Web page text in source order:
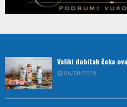
Veliki dobitak čeka
06/08/2026